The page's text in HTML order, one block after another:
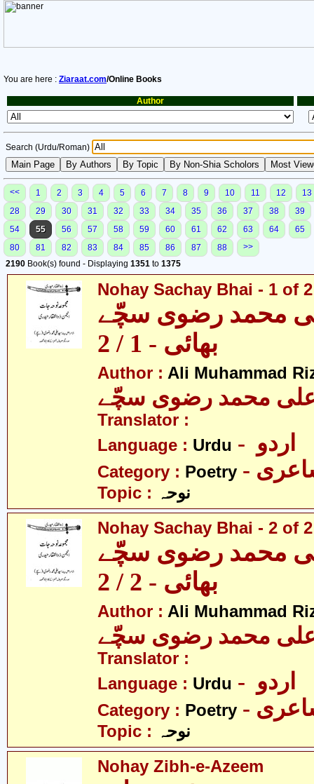
You are here : Ziaraat.com/Online Books
Author
Search (Urdu/Roman)
<< 1 2 3 4 5 6 7 8 9 10 11 12
13
28
29 30 31 32 33 34 35 36 37 38
39
54
55 56 57 58 59 60 61 62 63 64
65
80
81 82 83 84 85 86 87 88
>>
2190 Book(s) found - Displaying 1351 to 1375
Nohay Sachay Bhai - 1 of 2
محمد رضوی سچّے
بھائی - 1 / 2
Author : Ali Muhammad
محمد رضوی سچّے
Translator :
Language : Urdu
Category : Poetry
Topic :
نوحہ
Nohay Sachay Bhai - 2 of 2
محمد رضوی سچّے
بھائی - 2 / 2
Author : Ali Muhammad
محمد رضوی سچّے
Translator :
Language : Urdu
Category : Poetry
Topic :
نوحہ
Nohay Zibh-e-Azeem